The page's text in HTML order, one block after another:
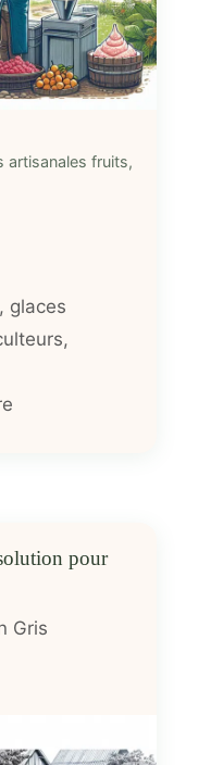
artisanales fruits,
, glaces
,
pour
Gris